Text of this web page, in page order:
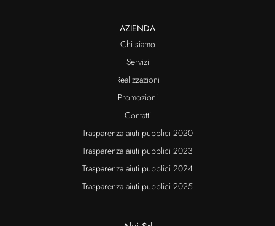
AZIENDA
Chi siamo
Servizi
Realizzazioni
Promozioni
Contatti
Trasparenza aiuti pubblici 2020
Trasparenza aiuti pubblici 2023
Trasparenza aiuti pubblici 2024
Trasparenza aiuti pubblici 2025